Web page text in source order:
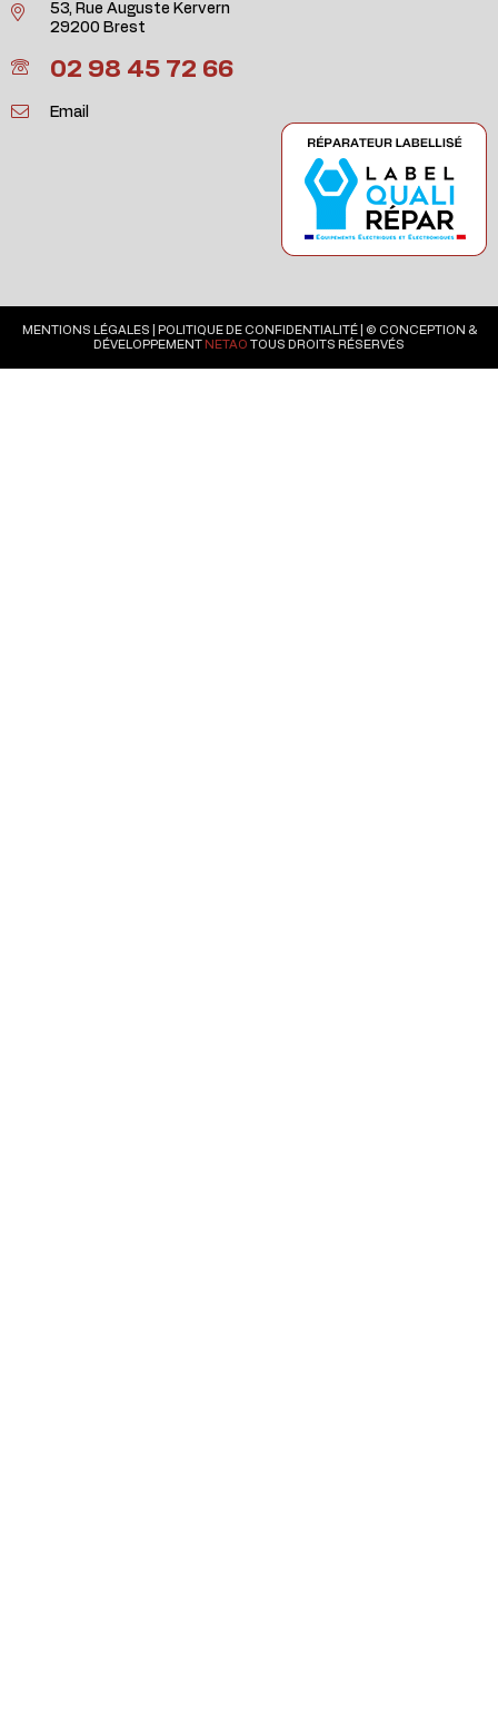
53, Rue Auguste Kervern
29200 Brest
02 98 45 72 66
Email
MENTIONS LÉGALES POLITIQUE DE CONFIDENTIALITÉ| © CONCEPTION &
DÉVELOPPEMENT NETAO TOUS DROITS RÉSERVÉS